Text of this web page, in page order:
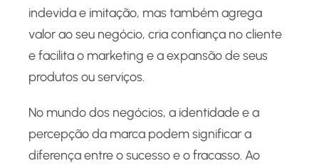
indevida e imitação, mas também agrega
valor ao seu negócio, cria confiança no cliente
e facilita o marketing e a expansão de seus
produtos ou serviços.
No mundo dos negócios, a identidade e a
percepção da marca podem significar a
diferença entre o sucesso e o fracasso. Ao